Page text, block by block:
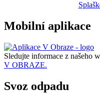
Mobilní aplikace
Sledujte informace z našeho
V OBRAZE.
Svoz odpadu